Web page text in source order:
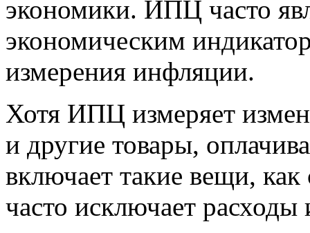
экономики. ИПЦ часто
экономическим
измерения инфляции.
Хотя ИПЦ измеряет
и другие товары,
включает такие вещи,
часто исключает